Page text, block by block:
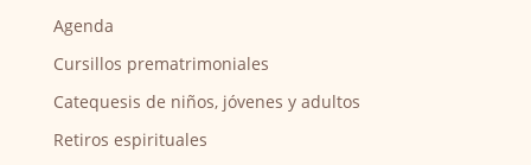
Agenda
Cursillos prematrimoniales
Catequesis de niños, jóvenes y adultos
Retiros espirituales